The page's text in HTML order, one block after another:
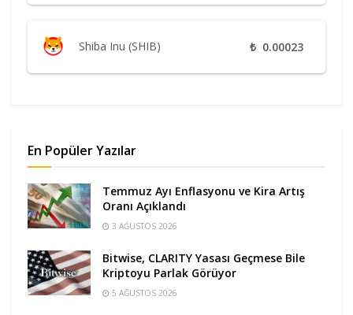
Shiba Inu (SHIB) ₺ 0.00023
En Popüler Yazılar
Temmuz Ayı Enflasyonu ve Kira Artış
Oranı Açıklandı
3 AĞUSTOS 2026
Bitwise, CLARITY Yasası Geçmese Bile
Kriptoyu Parlak Görüyor
5 AĞUSTOS 2026